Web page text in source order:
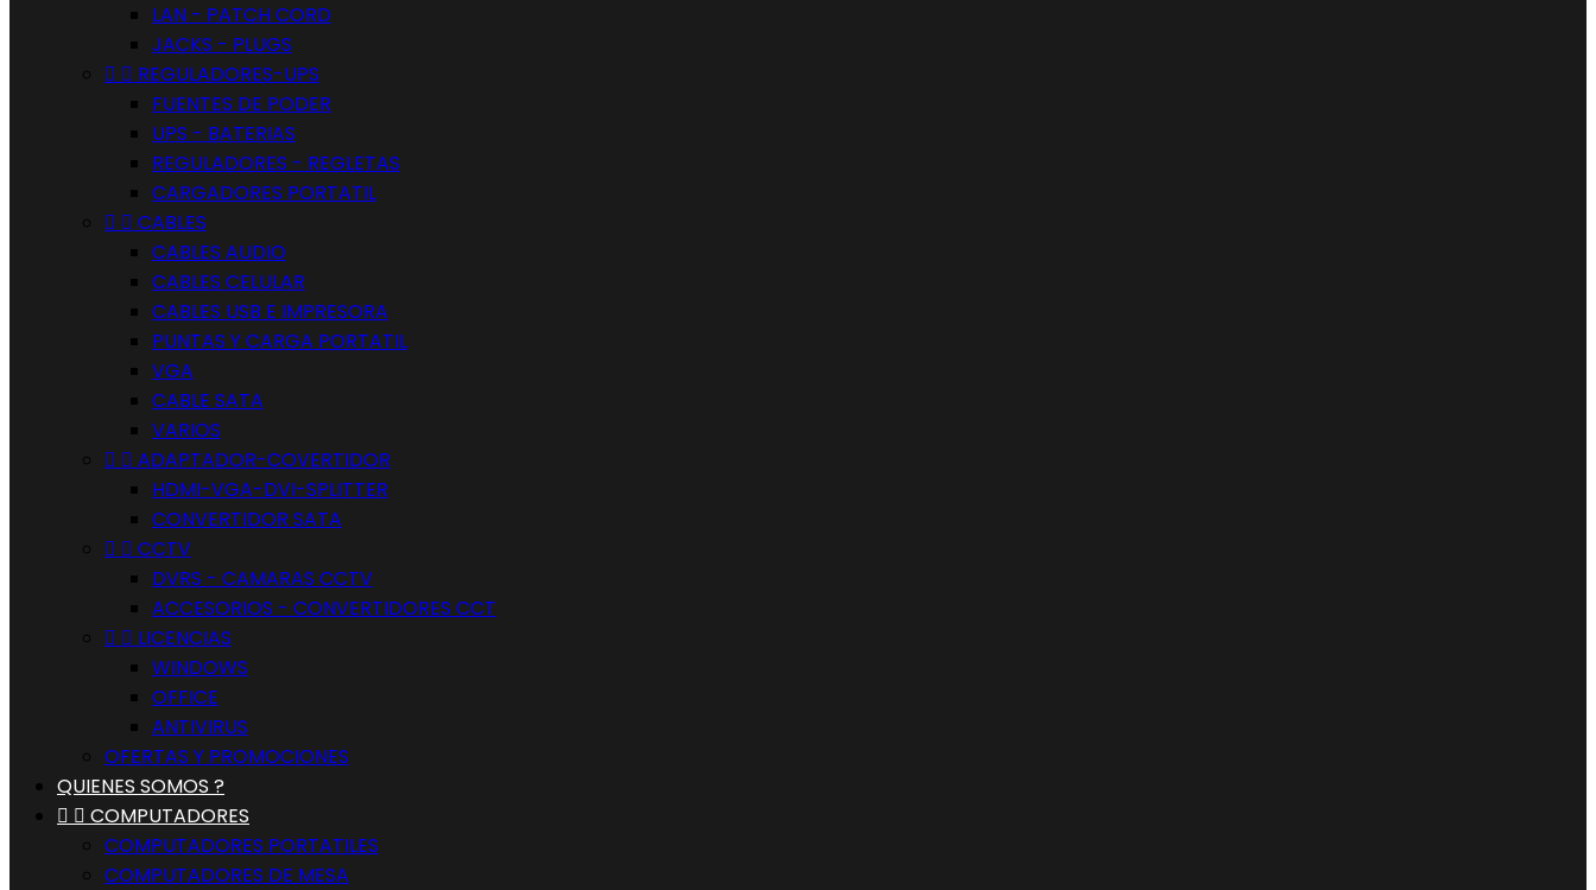
LAN - PATCH CORD
JACKS - PLUGS
  REGULADORES-UPS
FUENTES DE PODER
UPS - BATERIAS
REGULADORES - REGLETAS
CARGADORES PORTATIL
  CABLES
CABLES AUDIO
CABLES CELULAR
CABLES USB E IMPRESORA
PUNTAS Y CARGA PORTATIL
VGA
CABLE SATA
VARIOS
  ADAPTADOR-COVERTIDOR
HDMI-VGA-DVI-SPLITTER
CONVERTIDOR SATA
  CCTV
DVRS - CAMARAS CCTV
ACCESORIOS - CONVERTIDORES CCT
  LICENCIAS
WINDOWS
OFFICE
ANTIVIRUS
OFERTAS Y PROMOCIONES
QUIENES SOMOS ?
  COMPUTADORES
COMPUTADORES PORTATILES
COMPUTADORES DE MESA